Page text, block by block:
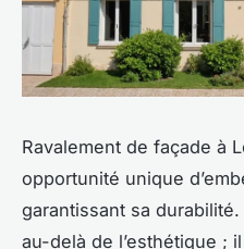
Ravalement de façade à
opportunité unique
garantissant sa
au-delà de l’esthétique ;